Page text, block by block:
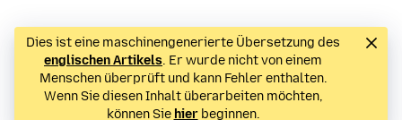
Dies ist eine maschinengenerierte Übersetzung des
englischen Artikels. Er wurde nicht von einem
Menschen überprüft und kann Fehler enthalten.
Wenn Sie diesen Inhalt überarbeiten möchten,
können Sie hierbeginnen.